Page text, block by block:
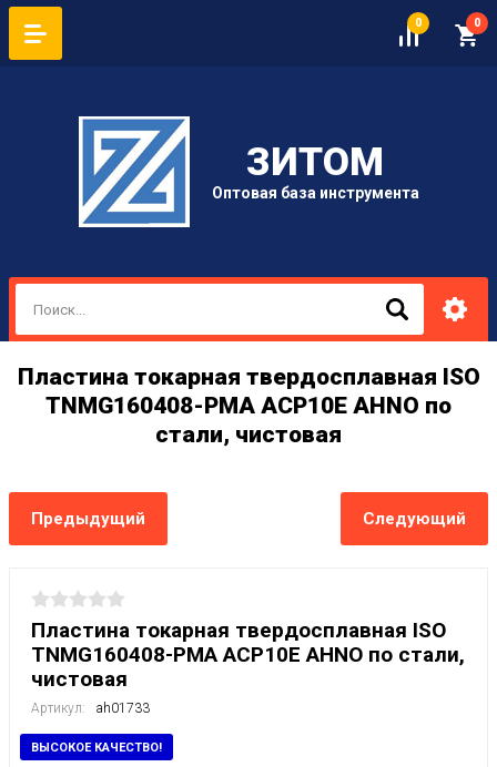
0 0
ЗИТОМ
Оптовая база инструмента
Пластина токарная твердосплавная ISO
TNMG160408-PMA ACP10E AHNO по
стали, чистовая
Предыдущий Следующий
Пластина токарная твердосплавная ISO
TNMG160408-PMA ACP10E AHNO по стали,
чистовая
Артикул: ah01733
ВЫСОКОЕ КАЧЕСТВО!